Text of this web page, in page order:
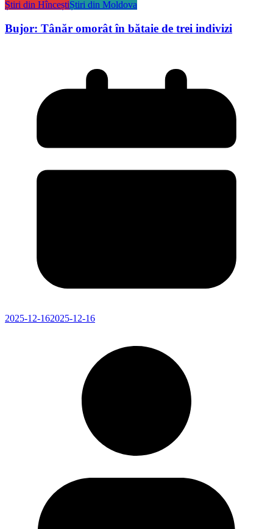
Știri din HînceștiȘtiri din Moldova
Bujor: Tânăr omorât în bătaie de trei indivizi
2025-12-162025-12-16